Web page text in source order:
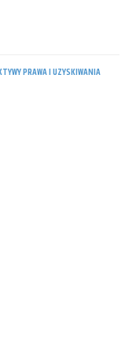
PRAWA I UZYSKIWANIA